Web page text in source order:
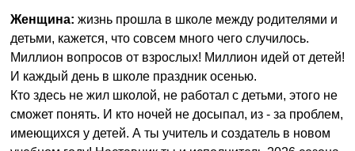
Женщина: жизнь прошла в школе между родителями и
детьми, кажется, что совсем много чего случилось.
Миллион вопросов от взрослых! Миллион идей от детей!
И каждый день в школе праздник осенью.
Кто здесь не жил школой, не работал с детьми, этого не
сможет понять. И кто ночей не досыпал, из - за проблем,
имеющихся у детей. А ты учитель и создатель в новом